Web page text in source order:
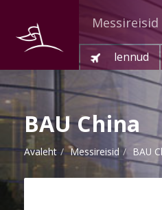
Messireisid
lennud
BAU China
Avaleht Messireisid BAU